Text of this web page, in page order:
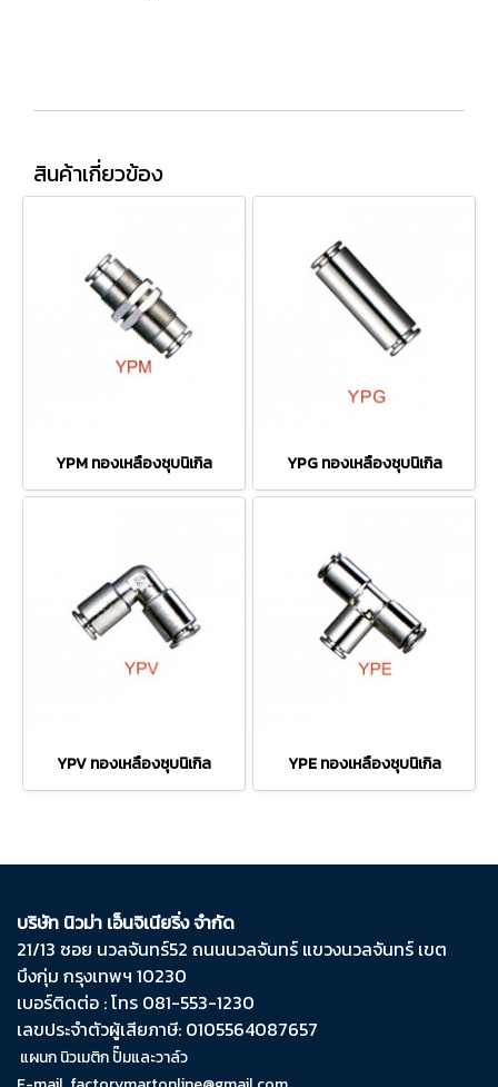
สินค้าเกี่ยวข้อง
YPM ทองเหลืองชุบนิเกิล YPG ทองเหลืองชุบนิเกิล
YPV ทองเหลืองชุบนิเกิล YPE ทองเหลืองชุบนิเกิล
บริษัท นิวม่า เอ็นจิเนียริ่ง จำกัด
21/13 ซอย นวลจันทร์​52 ถนน​นวลจันทร์​ แขวง​นวลจันทร์​ เขต​
บึงกุ่ม​ กรุงเทพฯ​ 10230
เบอร์ติดต่อ : โทร 081-553-1230
เลขประจำตัวผู้เสียภาษี: 0105564087657
แผนก นิวเมติก ปั๊มและวาล์ว